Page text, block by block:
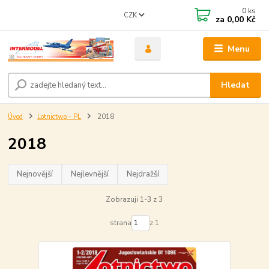
Menu
CZK
Hledat
0 ks
za 0,00 Kč
Úvod Lotnictwo - PL 2018
2018
Nejnovější Nejlevnější Nejdražší
Zobrazuji 1-3 z 3
strana z 1